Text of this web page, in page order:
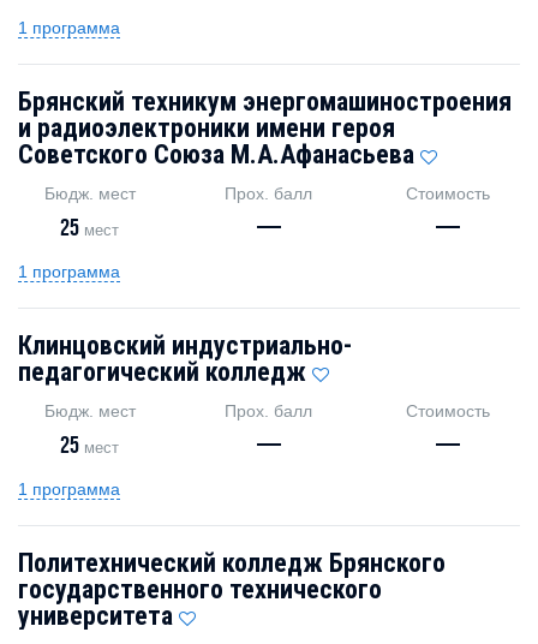
1 программа
Брянский техникум энергомашиностроения
и радиоэлектроники имени героя
Советского Союза М.А.Афанасьева
Бюдж. мест
25 мест
Прох. балл
—
Стоимость
—
1 программа
Клинцовский индустриально-
педагогический колледж
Бюдж. мест
25 мест
Прох. балл
—
Стоимость
—
1 программа
Политехнический колледж Брянского
государственного технического
университета